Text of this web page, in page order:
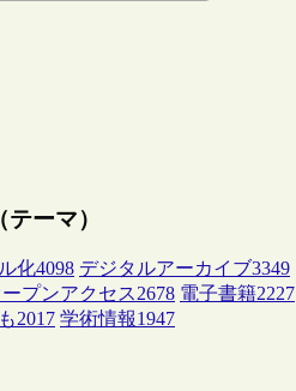
ください
ーマ）
化4098 デジタルアーカイブ3349
プンアクセス2678 電子書籍2227
2017 学術情報1947